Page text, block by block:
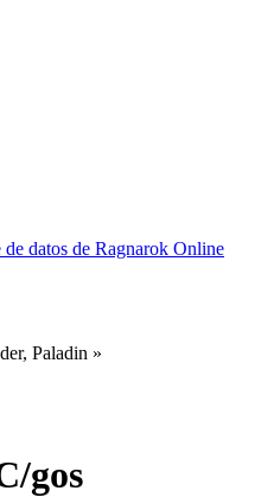
de datos de Ragnarok Online
Paladin »
gos